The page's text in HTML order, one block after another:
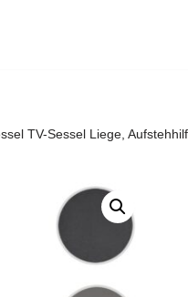
TV-Sessel Liege,